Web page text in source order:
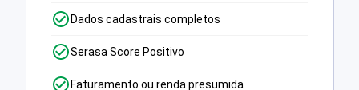
Dados cadastrais completos
Serasa Score Positivo
Faturamento ou renda presumida